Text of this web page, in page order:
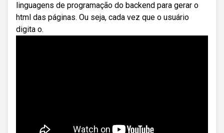
linguagens de programação do backend para gerar o
html das páginas. Ou seja, cada vez que o usuário
digita o.